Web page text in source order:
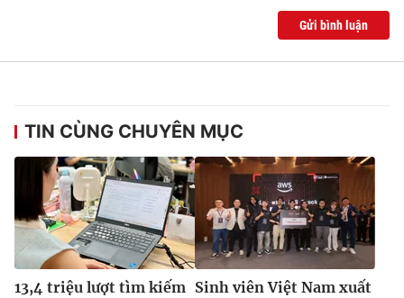
Gửi bình luận
TIN CÙNG CHUYÊN MỤC
13,4 triệu lượt tìm kiếm Sinh viên Việt Nam xuất